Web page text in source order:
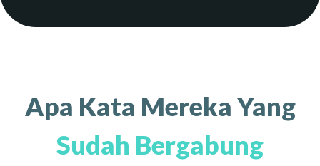
Apa Kata Mereka Yang
Sudah Bergabung